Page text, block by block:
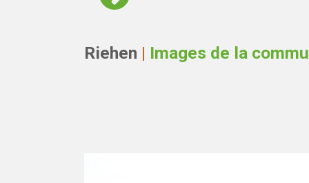
Riehen | Images de la